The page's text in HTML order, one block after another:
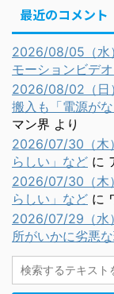
最近のコメント
2026/08/05（水
モーションビデ
2026/08/02（日
搬入も「電源が
マン界 より
2026/07/30（木
らしい」など に
2026/07/30（木
らしい」など に
2026/07/29（水
所がいかに劣悪